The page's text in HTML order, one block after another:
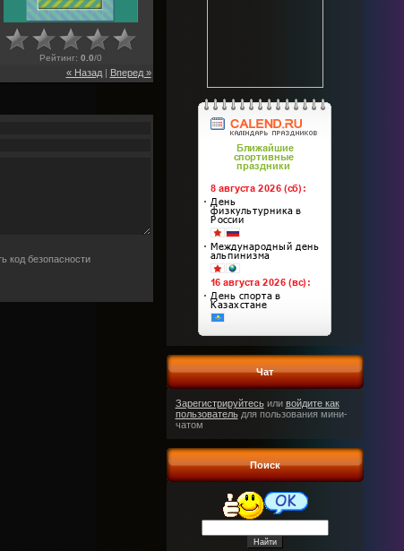
Рейтинг: 0.0/0
« Назад| Вперед »
Чат
Зарегистрируйтесьили войдите как
пользовательдля пользования мини-
чатом
Поиск